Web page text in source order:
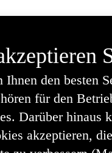
den besten
für den
Darüber hinaus
akzeptieren,